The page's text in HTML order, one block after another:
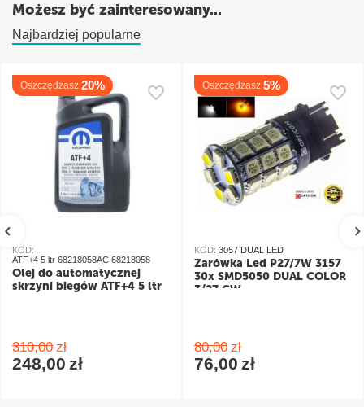
Możesz być zainteresowany...
Najbardziej popularne
Oszczędzasz 20%
KOD:
ATF+4 5 ltr 68218058AC 68218058
Olej do automatycznej
skrzyni biegów ATF+4 5 ltr
310,00 zł
248,00 zł
Oszczędzasz 5%
KOD: 3057 DUAL LED
Żarówka Led P27/7W 3157
30x SMD5050 DUAL COLOR
3/27 CW
80,00 zł
76,00 zł